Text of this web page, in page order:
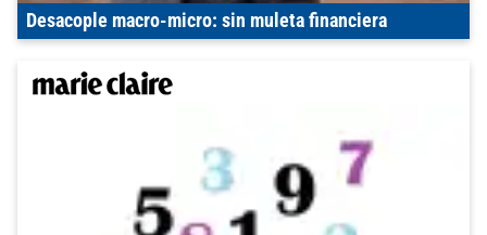
Desacople macro-micro: sin muleta financiera